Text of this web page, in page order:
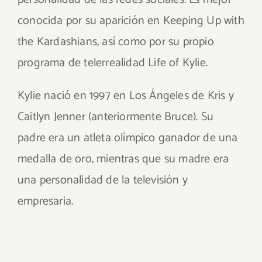
conocida por su aparición en Keeping Up with
the Kardashians, así como por su propio
programa de telerrealidad Life of Kylie.
Kylie nació en 1997 en Los Ángeles de Kris y
Caitlyn Jenner (anteriormente Bruce). Su
padre era un atleta olímpico ganador de una
medalla de oro, mientras que su madre era
una personalidad de la televisión y
empresaria.